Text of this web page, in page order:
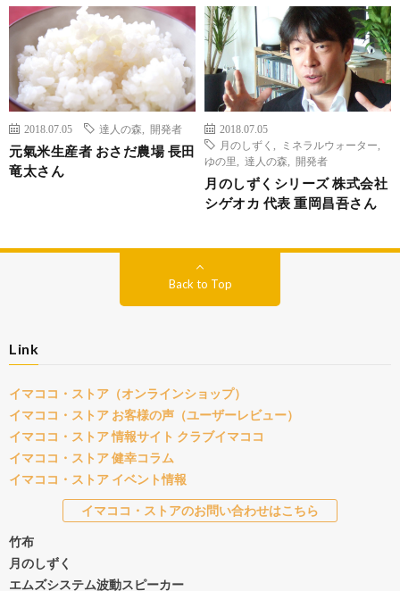
2018.07.05 達人の森 開発者
元氣米生産者 おさだ農場 長田
竜太さん
2018.07.05
月のしずく
ミネラルウォーター
ゆの里
達人の森 開発者
月のしずくシリーズ 株式会社
シゲオカ 代表 重岡昌吾さん
Back to Top
Link
イマココ・ストア（オンラインショップ）
イマココ・ストア お客様の声（ユーザーレビュー）
イマココ・ストア 情報サイト クラブイマココ
イマココ・ストア 健幸コラム
イマココ・ストア イベント情報
イマココ・ストアのお問い合わせはこちら
竹布
月のしずく
エムズシステム波動スピーカー